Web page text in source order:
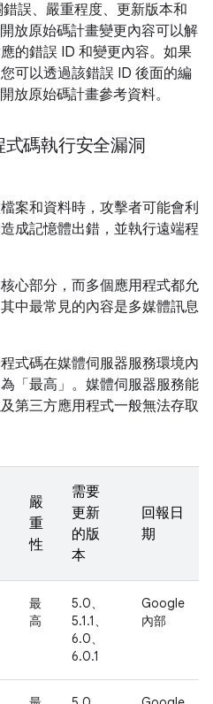
誤、嚴重程度、更新版本和
放原始碼計畫變更內容可以解
的錯誤 ID 和變更內容。如果
可以透過該錯誤 ID 後面的編
放原始碼計畫參考資料。
碼執行安全漏洞
案和資料時，攻擊者可能會利
成記憶體出錯，並執行遠端程
心部分，而多個應用程式都允
中最常見的內容是多媒體訊息
式碼在媒體伺服器服務環境內
「最高」。媒體伺服器服務能
第三方應用程式一般無法存取
嚴
重
性
需要
更新
的版
本
回報日
期
最
高
5.0、
5.1.1、
6.0、
6.0.1
Google
內部